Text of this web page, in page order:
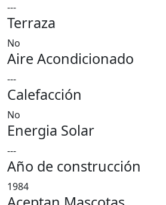
---
Terraza
No
Aire Acondicionado
---
Calefacción
No
Energia Solar
---
Año de construcción
1984